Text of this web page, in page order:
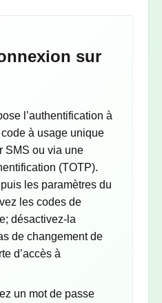
sur
l’authentification à
à usage unique
SMS ou via une
(TOTP).
les paramètres du
les codes de
désactivez-la
de changement de
d’accès à
un mot de passe